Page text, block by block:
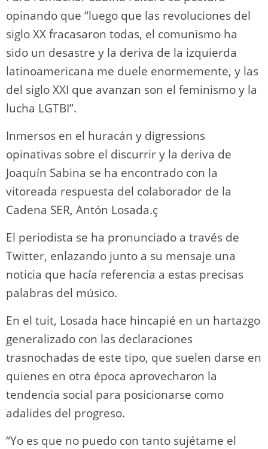
opinando que “luego que las revoluciones del
siglo XX fracasaron todas, el comunismo ha
sido un desastre y la deriva de la izquierda
latinoamericana me duele enormemente, y las
del siglo XXI que avanzan son el feminismo y la
lucha LGTBI”.
Inmersos en el huracán y digressions
opinativas sobre el discurrir y la deriva de
Joaquín Sabina se ha encontrado con la
vitoreada respuesta del colaborador de la
Cadena SER, Antón Losada.ç
El periodista se ha pronunciado a través de
Twitter, enlazando junto a su mensaje una
noticia que hacía referencia a estas precisas
palabras del músico.
En el tuit, Losada hace hincapié en un hartazgo
generalizado con las declaraciones
trasnochadas de este tipo, que suelen darse en
quienes en otra época aprovecharon la
tendencia social para posicionarse como
adalides del progreso.
“Yo es que no puedo con tanto sujétame el